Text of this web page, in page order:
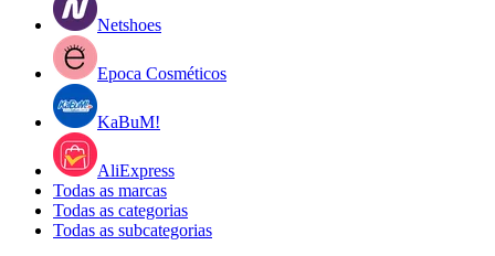
Netshoes
Epoca Cosméticos
KaBuM!
AliExpress
Todas as marcas
Todas as categorias
Todas as subcategorias